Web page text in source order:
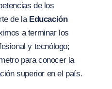
de los
de la Educación
a terminar los
y tecnólogo;
para conocer la
superior en el país.